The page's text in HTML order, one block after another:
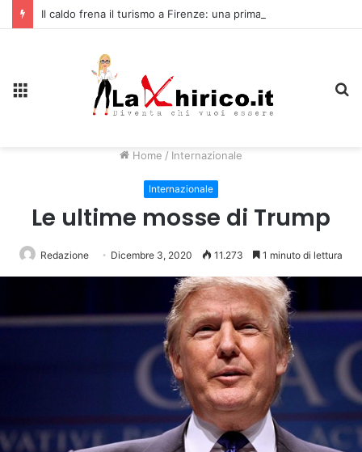
Home / Internazionale
Internazionale
Le ultime mosse di Trump
Redazione Dicembre 3, 2020 11.273 1 minuto di lettura